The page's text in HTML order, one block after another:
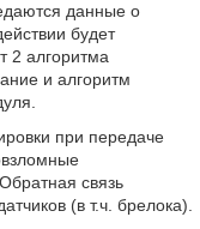
данные о
будет
2 алгоритма
и алгоритм
при передаче
связь
(в т.ч. брелока).